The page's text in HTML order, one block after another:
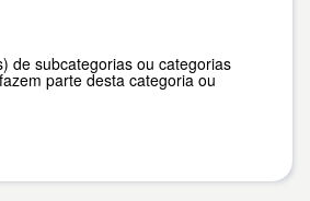
de subcategorias ou categorias
parte desta categoria ou